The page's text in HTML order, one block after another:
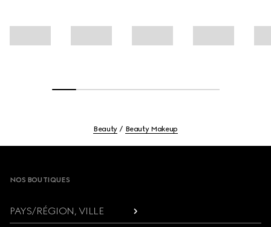
Beauty Beauty Makeup
NOS BOUTIQUES
PAYS/RÉGION, VILLE